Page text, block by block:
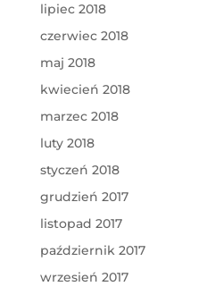
lipiec 2018
czerwiec 2018
maj 2018
kwiecień 2018
marzec 2018
luty 2018
styczeń 2018
grudzień 2017
listopad 2017
październik 2017
wrzesień 2017